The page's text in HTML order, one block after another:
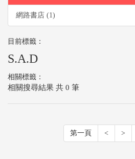
網路書店 (1)
目前標籤：
S.A.D
相關標籤：
相關搜尋結果 共 0 筆
第一頁 < >